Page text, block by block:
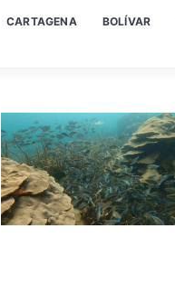
CARTAGENA BOLÍVAR